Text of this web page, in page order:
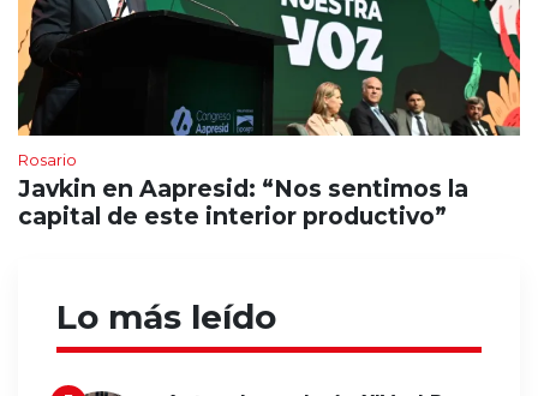
Rosario
Javkin en Aapresid: “Nos sentimos la
capital de este interior productivo”
Lo más leído